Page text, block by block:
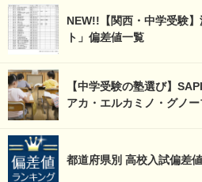
NEW!!【関西・中学受験
ト」偏差値一覧
【中学受験の塾選び】
アカ・エルカミノ・グノ
都道府県別 高校入試偏差